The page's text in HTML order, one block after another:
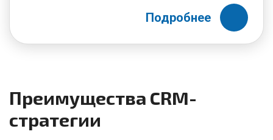
Подробнее
Преимущества CRM-
стратегии